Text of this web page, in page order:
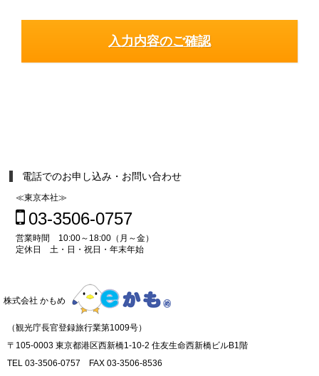
電話でのお申し込み・お問い合わせ
≪東京本社≫
03-3506-0757
営業時間 10:00～18:00（月～金）
定休日 土・日・祝日・年末年始
株式会社 かもめ
（観光庁長官登録旅行業第1009号）
〒105-0003 東京都港区西新橋1-10-2 住友生命西新橋ビルB1階
TEL 03-3506-0757 FAX 03-3506-8536